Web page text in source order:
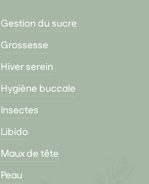
Gestion du sucre
Grossesse
Hiver serein
Hygiène buccale
Insectes
Libido
Maux de tête
Peau